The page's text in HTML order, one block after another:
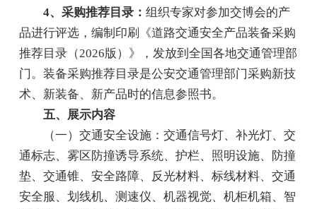
4、采购推荐目录： 组织专家对参加交博会的产
品进行评选，编制印刷《道路交通安全产品装备采购
推荐目录（2026版）》，发放到全国各地交通管理部
门。装备采购推荐目录是公安交通管理部门采购新技
术、新装备、新产品时的信息参照书。
五、展示内容
（一）交通安全设施：交通信号灯、补光灯、交
通标志、雾区防撞诱导系统、护栏、照明设施、防撞
垫、交通锥、安全路障、反光材料、标线材料、交通
安全服、划线机、测速仪、机器视觉、机柜机箱、智